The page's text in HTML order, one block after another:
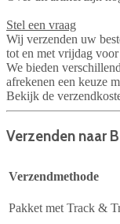
Stel een vraag
Wij verzenden uw
tot en met vrijdag
We bieden
afrekenen een keuze
Bekijk de
Verzenden naar
Verzendmethode
Pakket met Track &